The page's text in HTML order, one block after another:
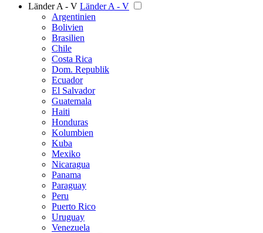
Länder A - V Länder A - V
Argentinien
Bolivien
Brasilien
Chile
Costa Rica
Dom. Republik
Ecuador
El Salvador
Guatemala
Haiti
Honduras
Kolumbien
Kuba
Mexiko
Nicaragua
Panama
Paraguay
Peru
Puerto Rico
Uruguay
Venezuela